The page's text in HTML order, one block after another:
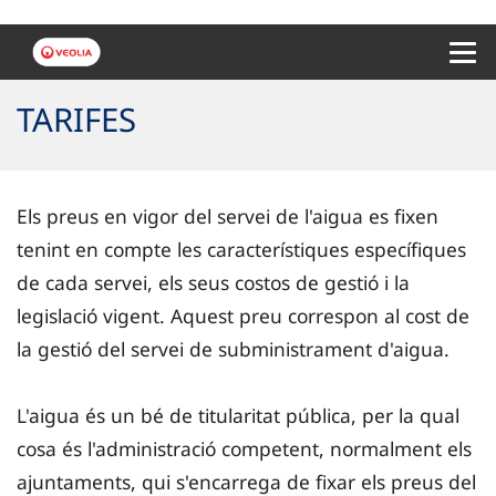
TARIFES
Els preus en vigor del servei de l'aigua es fixen
tenint en compte les característiques específiques
de cada servei, els seus costos de gestió i la
legislació vigent. Aquest preu correspon al cost de
la gestió del servei de subministrament d'aigua.
L'aigua és un bé de titularitat pública, per la qual
cosa és l'administració competent, normalment els
ajuntaments, qui s'encarrega de fixar els preus del